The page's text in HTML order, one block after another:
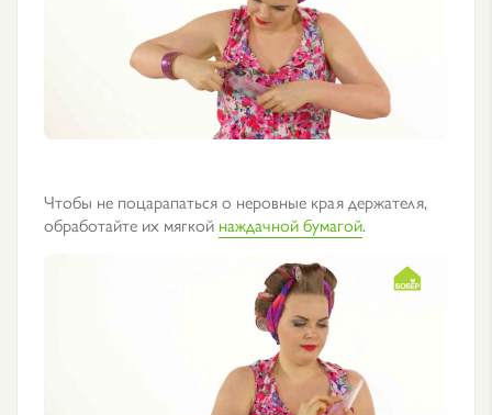
Чтобы не поцарапаться о неровные края держателя,
обработайте их мягкой наждачной бумагой.